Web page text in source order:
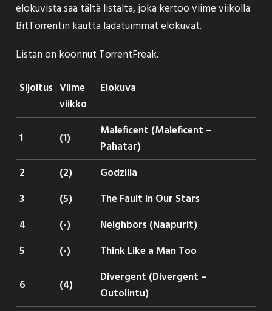
elokuvista saa tältä listalta, joka kertoo viime viikolla
BitTorrentin kautta ladatuimmat elokuvat.
Listan on koonnut TorrentFreak.
Sijoitus Viime
viikko
Elokuva
1 (1)
Maleficent (Maleficent –
Pahatar)
2
(2)
Godzilla
3
(5)
The Fault in Our Stars
4
(-)
Neighbors (Naapurit)
5
(-) Think Like a Man Too
6 (4)
Divergent (Divergent –
Outolintu)